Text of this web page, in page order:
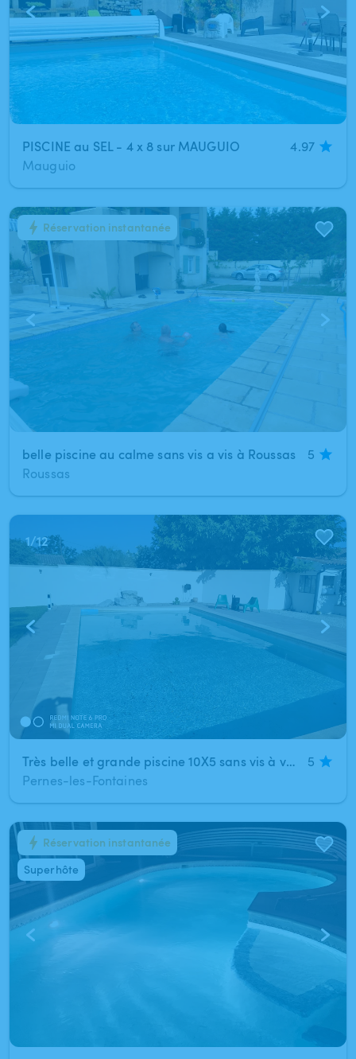
PISCINE au SEL - 4 x 8 sur MAUGUIO
4.97
Mauguio
1/6
belle piscine au calme sans vis a vis à Roussas
5
Roussas
Réservation instantanée
1/12
Très belle et grande piscine 10X5 sans vis à vis à Pernes-les-Fontaines
5
Pernes-les-Fontaines
1/5 Réservation instantanée
Superhôte